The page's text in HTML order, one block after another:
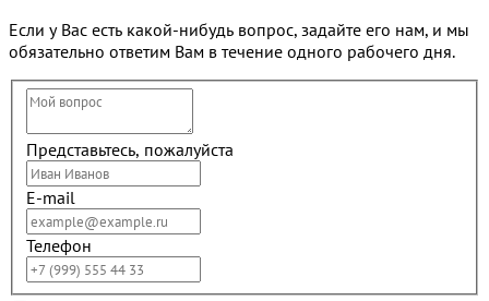
Если у Вас есть какой-нибудь вопрос, задайте его нам, и мы
обязательно ответим Вам в течение одного рабочего дня.
Представьтесь, пожалуйста
E-mail
Телефон